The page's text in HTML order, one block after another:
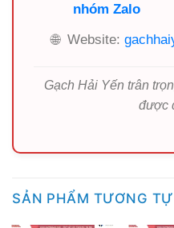
nhóm Zalo
🌐 Website:
Gạch Hải Yến trân
được
SẢN PHẨM TƯƠNG TỰ